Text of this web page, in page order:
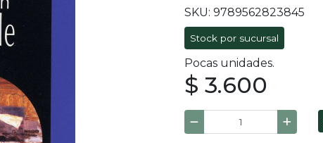
SKU: 9789562823845
Stock por sucursal
Pocas unidades.
$ 3.600